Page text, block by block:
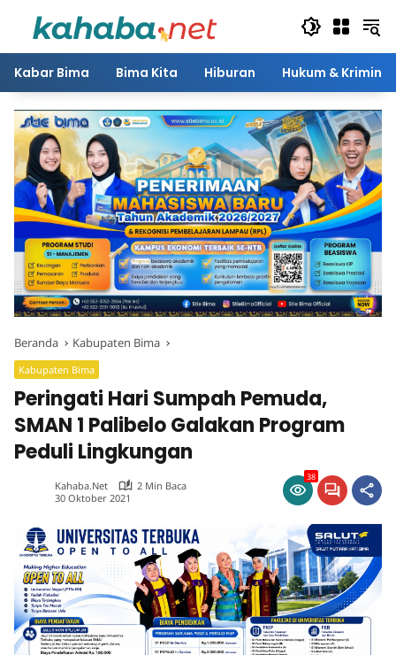
Kabar Bima Bima Kita Hiburan Hukum & Kriminal
Beranda Kabupaten Bima
Kabupaten Bima
Peringati Hari Sumpah Pemuda,
SMAN 1 Palibelo Galakan Program
Peduli Lingkungan
Kahaba.net
2 Min Baca
30 Oktober 2021
38